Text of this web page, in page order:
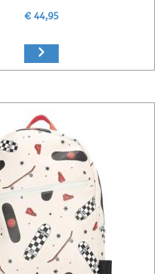
€ 44,95